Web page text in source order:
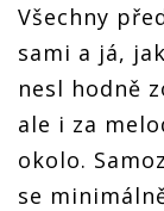
Všechny
sami a já,
nesl hodně
ale i za
okolo.
se